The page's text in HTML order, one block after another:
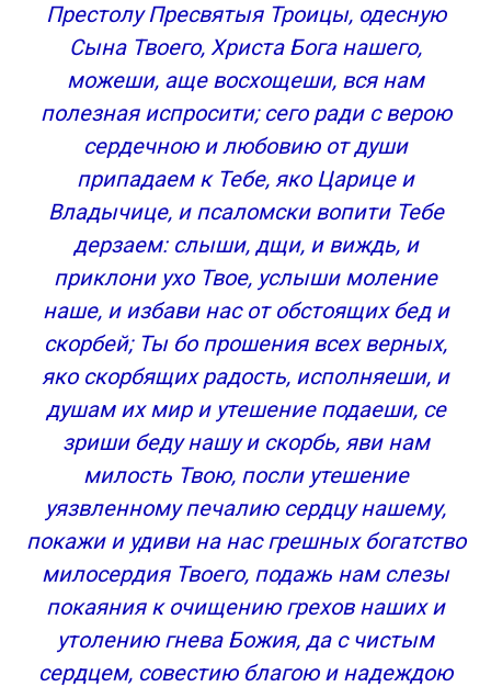
Престолу Пресвятыя Троицы, одесную
Сына Твоего, Христа Бога нашего,
можеши, аще восхощеши, вся нам
полезная испросити; сего ради с верою
сердечною и любовию от души
припадаем к Тебе, яко Царице и
Владычице, и псаломски вопити Тебе
дерзаем: слыши, дщи, и виждь, и
приклони ухо Твое, услыши моление
наше, и избави нас от обстоящих бед и
скорбей; Ты бо прошения всех верных,
яко скорбящих радость, исполняеши, и
душам их мир и утешение подаеши, се
зриши беду нашу и скорбь, яви нам
милость Твою, посли утешение
уязвленному печалию сердцу нашему,
покажи и удиви на нас грешных богатство
милосердия Твоего, подажь нам слезы
покаяния к очищению грехов наших и
утолению гнева Божия, да с чистым
сердцем, совестию благою и надеждою